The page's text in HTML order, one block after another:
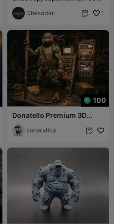
— The Last of Us
Chezodar  1
100
Donatello Premium 3D
Statuekonorvitka 